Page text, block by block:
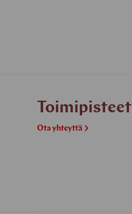
Toimipisteet
Ota yhteyttä